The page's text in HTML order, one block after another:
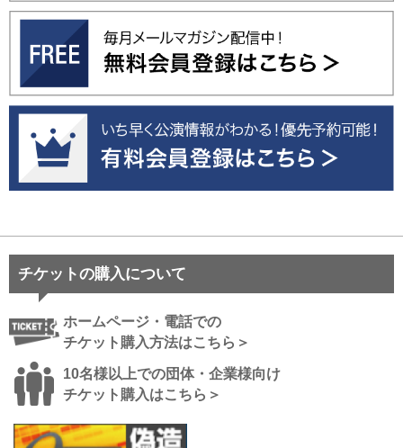
チケットの購入について
ホームページ・電話での
チケット購入方法はこちら＞
10名様以上での団体・企業様向け
チケット購入はこちら＞